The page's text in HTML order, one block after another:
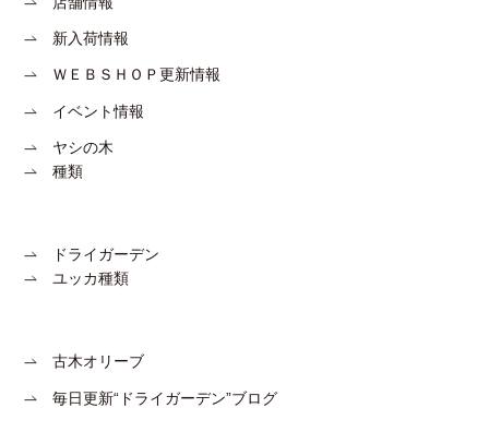
新入荷情報
ＷＥＢＳＨＯＰ更新情報
イベント情報
ヤシの木
種類
ドライガーデン
ユッカ種類
古木オリーブ
毎日更新“ドライガーデン”ブログ